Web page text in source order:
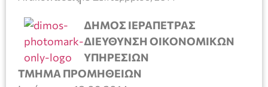
ΔΗΜΟΣ ΙΕΡΑΠΕΤΡΑΣ
ΔΙΕΥΘΥΝΣΗ ΟΙΚΟΝΟΜΙΚΩΝ
ΥΠΗΡΕΣΙΩΝ
ΤΜΗΜΑ ΠΡΟΜΗΘΕΙΩΝ